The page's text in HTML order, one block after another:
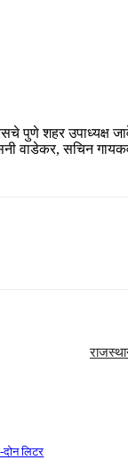
पुणे शहर उपाध्यक्ष
सनी वाडेकर, सचिन
दोन लिटर